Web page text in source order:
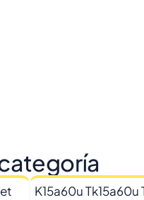
K15a60u Tk15a60u